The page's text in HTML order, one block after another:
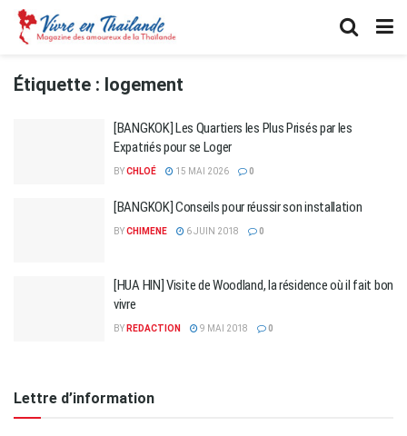
Étiquette : logement
[BANGKOK] Les Quartiers les Plus Prisés par les
Expatriés pour se Loger
BYCHLOÉ 15 MAI 2026 0
[BANGKOK] Conseils pour réussir son installation
BYCHIMENE 6 JUIN 2018 0
[HUA HIN] Visite de Woodland, la résidence où il fait bon
vivre
BY REDACTION 9 MAI 2018 0
Lettre d’information